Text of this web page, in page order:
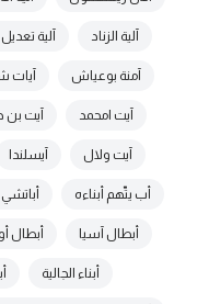
آلية الزناد آلية
آمنة بوعياش آيات
آيت امحمد آيت بن
آيت ولال آيسلندا
أب يتّهم أبناءه أباتشي AH-64E
أبطال آسيا أبطال
أبناء الجالية